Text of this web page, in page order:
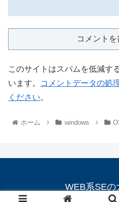
コメント
このサイトはスパムを低減す
います。
コメントデータの処
ください。
ホーム windows
WEB系SEの